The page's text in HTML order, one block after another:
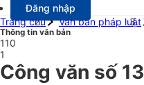
Đăng nhập
Trang chủ
Văn bản pháp luật
Thông tin văn bản
110
1
Công văn số